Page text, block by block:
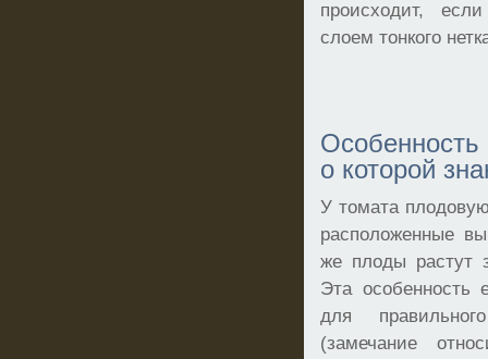
происходит,
слоем тонкого
Особенность
о которой
У томата
расположенные
же плоды растут
Эта особенность
для
(замечание